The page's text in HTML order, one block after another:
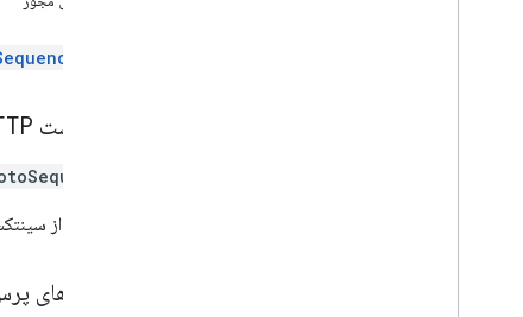
درخواست HTTP
پارامترهای